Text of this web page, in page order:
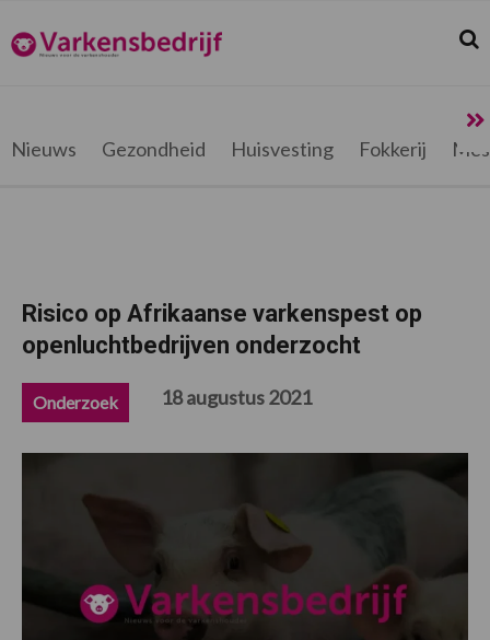
de
hoofdnavigatie
de
hoofd
de
eerste
de
voettekst
Varkensbedrijf.be
Nieuws Gezondheid Huisvesting Fokkerij
Risico op Afrikaanse varkenspest op
openluchtbedrijven onderzocht
Onderzoek 18 augustus 2021